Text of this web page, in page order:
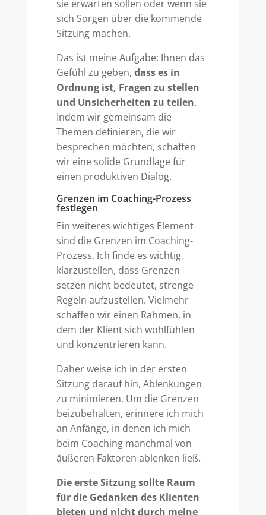
sie erwarten sollen oder wenn sie
sich Sorgen über die kommende
Sitzung machen.
Das ist meine Aufgabe: Ihnen das
Gefühl zu geben, dass es in
Ordnung ist, Fragen zu stellen
und Unsicherheiten zu teilen.
Indem wir gemeinsam die
Themen definieren, die wir
besprechen möchten, schaffen
wir eine solide Grundlage für
einen produktiven Dialog.
Grenzen im Coaching-Prozess
festlegen
Ein weiteres wichtiges Element
sind die Grenzen im Coaching-
Prozess. Ich finde es wichtig,
klarzustellen, dass Grenzen
setzen nicht bedeutet, strenge
Regeln aufzustellen. Vielmehr
schaffen wir einen Rahmen, in
dem der Klient sich wohlfühlen
und konzentrieren kann.
Daher weise ich in der ersten
Sitzung darauf hin, Ablenkungen
zu minimieren. Um die Grenzen
beizubehalten, erinnere ich mich
an Anfänge, in denen ich mich
beim Coaching manchmal von
äußeren Faktoren ablenken ließ.
Die erste Sitzung sollte Raum
für die Gedanken des Klienten
bieten und nicht durch meine